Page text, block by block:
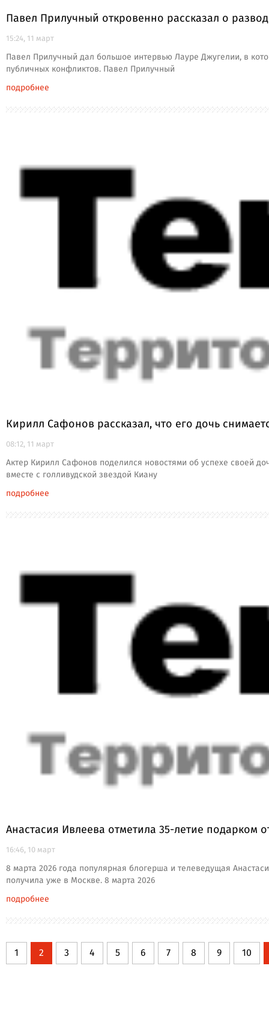
Павел Прилучный откровенно рассказал о
15:24, 11 март
Павел Прилучный дал большое интервью Лауре Джугелии, в
публичных конфликтов. Павел Прилучный
подробнее
Кирилл Сафонов рассказал, что его дочь
08:12, 11 март
Актер Кирилл Сафонов поделился новостями об успехе своей
вместе с голливудской звездой Киану
подробнее
Анастасия Ивлеева отметила 35-летие подарком
16:46, 10 март
8 марта 2026 года популярная блогерша и телеведущая
получила уже в Москве. 8 марта 2026
подробнее
1 2 3 4 5 6 7 8 9 10